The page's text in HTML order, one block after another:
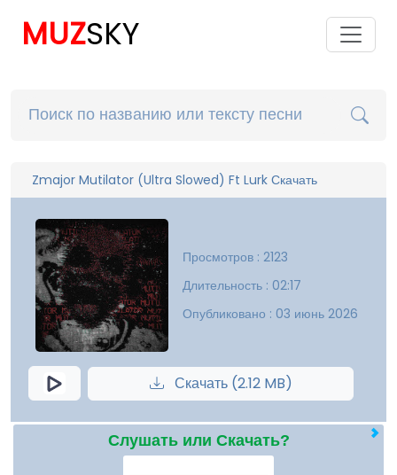
MUZSKY
Zmajor Mutilator (Ultra Slowed) Ft Lurk Скачать
Просмотров : 2123
Длительность : 02:17
Опубликовано : 03 июнь 2026
Скачать (2.12 MB)
Слушать или Скачать?